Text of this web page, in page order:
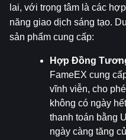
lai, với trọng tâm là các
năng giao dịch sáng tạo.
sản phẩm cung cấp:
Hợp Đồng
FameEX cung
vĩnh viễn, cho
không có ngày
thanh toán bằng
ngày càng tăng